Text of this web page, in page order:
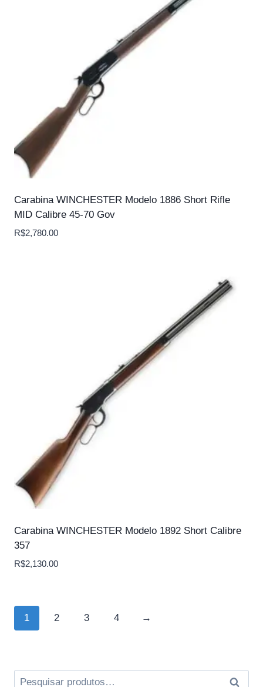
Carabina WINCHESTER Modelo 1886 Short Rifle
MID Calibre 45-70 Gov
R$2,780.00
Carabina WINCHESTER Modelo 1892 Short Calibre
357
R$2,130.00
1 2 3 4 →
Pesquisar